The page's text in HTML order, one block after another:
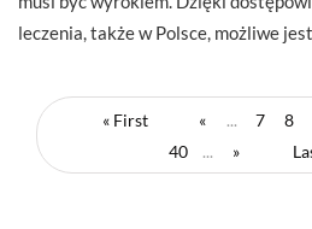
leczenia, także w Polsce, możliwe
« First « ... 7 8
40
... »